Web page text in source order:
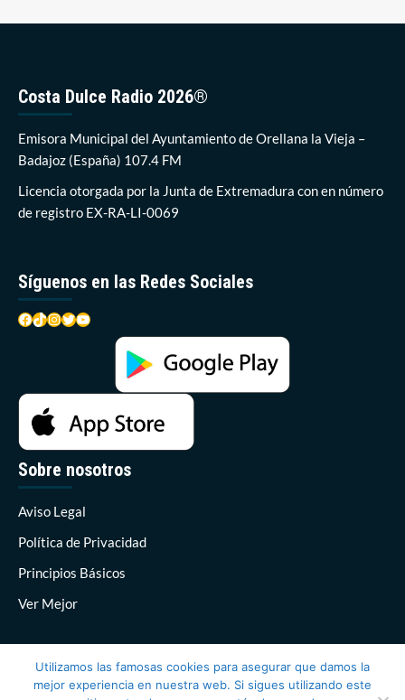
en
las
Costa Dulce Radio 2026®
Emisora Municipal del Ayuntamiento de Orellana la Vieja –
Badajoz (España) 107.4 FM
Licencia otorgada por la Junta de Extremadura con en número
de registro EX-RA-LI-0069
Síguenos en las Redes Sociales
Facebook
TikTok
Instagram
Twitter
YouTube
Sobre nosotros
Aviso Legal
Política de Privacidad
Principios Básicos
Ver Mejor
Utilizamos las famosas cookies para asegurar que damos la
mejor experiencia en nuestra web. Si sigues utilizando este